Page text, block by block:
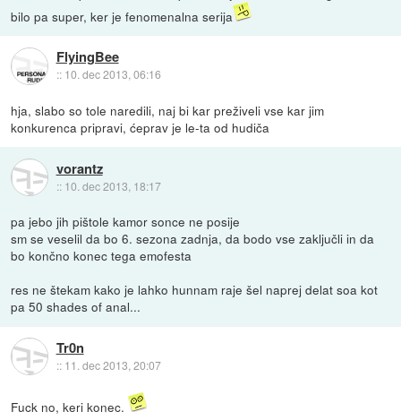
bilo pa super, ker je fenomenalna serija
FlyingBee
:: 10. dec 2013, 06:16
hja, slabo so tole naredili, naj bi kar preživeli vse kar jim
konkurenca pripravi, ćeprav je le-ta od hudiča
vorantz
:: 10. dec 2013, 18:17
pa jebo jih pištole kamor sonce ne posije
sm se veselil da bo 6. sezona zadnja, da bodo vse zaključli in da
bo končno konec tega emofesta
res ne štekam kako je lahko hunnam raje šel naprej delat soa kot
pa 50 shades of anal...
Tr0n
:: 11. dec 2013, 20:07
Fuck no, keri konec.